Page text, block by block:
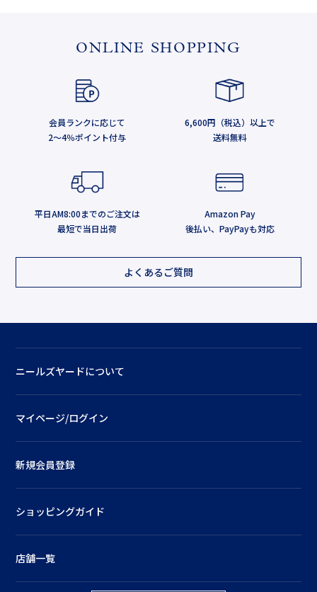
ONLINE SHOPPING
会員ランクに応じて
2～4％ポイント付与
6,600円（税込）以上で
送料無料
平日AM8:00までのご注文は
最短で当日出荷
Amazon Pay
後払い、PayPayも対応
よくあるご質問
ニールズヤードについて
マイページ/ログイン
新規会員登録
ショッピングガイド
店舗一覧